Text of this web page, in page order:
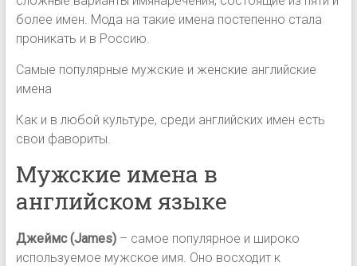
более имен. Мода на такие имена постепенно стала
проникать и в Россию.
Самые популярные мужские и женские английские
имена
Как и в любой культуре, среди английских имен есть
свои фавориты.
Мужские имена в
английском языке
Джеймс (James)– самое популярное и широко
используемое мужское имя. Оно восходит к